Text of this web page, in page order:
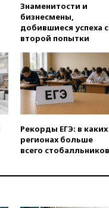
Знаменитости и
бизнесмены,
добившиеся успеха
второй попытки
Рекорды ЕГЭ: в каких
регионах больше
всего